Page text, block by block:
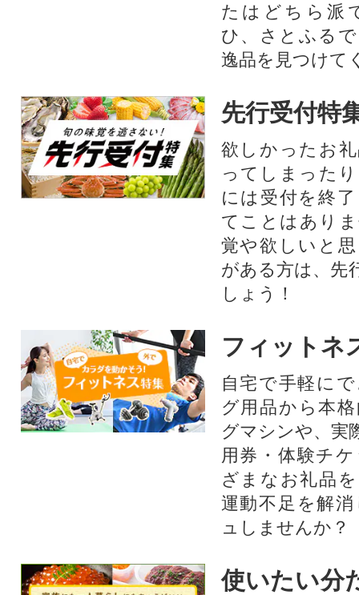
たはどちら派
ひ、さとふる
逸品を見つけて
先行受付特
欲しかったお
ってしまった
には受付を終
てことはあり
覚や欲しいと
がある方は、先
しょう！
フィットネ
自宅で手軽に
グ用品から本
グマシンや、実
用券・体験チ
ざまなお礼品
運動不足を解
ュしませんか？
使いたい分